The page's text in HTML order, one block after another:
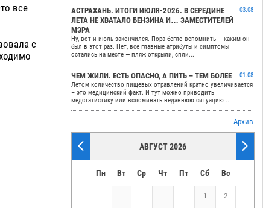
все
с
АСТРАХАНЬ. ИТОГИ ИЮЛЯ-2026. В СЕРЕДИНЕ
ЛЕТА НЕ ХВАТАЛО БЕНЗИНА И… ЗАМЕСТИТЕЛЕЙ
МЭРА
03.08
Ну, вот и июль закончился. Пора бегло вспомнить — каким он
был в этот раз. Нет, все главные атрибуты и симптомы
остались на месте — пляж открыли, спли...
ЧЕМ ЖИЛИ. ЕСТЬ ОПАСНО, А ПИТЬ – ТЕМ БОЛЕЕ
01.08
Летом количество пищевых отравлений кратно увеличивается
– это медицинский факт. И тут можно приводить
медстатистику или вспоминать недавнюю ситуацию ...
Архив
АВГУСТ 2026
Пн Вт Ср Чт Пт Сб Вс
1 2